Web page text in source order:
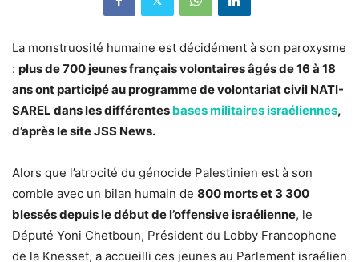
La monstruosité humaine est décidément à son paroxysme
: plus de 700 jeunes français volontaires âgés de 16 à 18
ans ont participé au programme de volontariat civil NATI-
SAREL dans les différentes bases militaires israéliennes,
d’après le site JSS News.
Alors que l’atrocité du génocide Palestinien est à son
comble avec un bilan humain de 800 morts et 3 300
blessés depuis le début de l’offensive israélienne, le
Député Yoni Chetboun, Président du Lobby Francophone
de la Knesset, a accueilli ces jeunes au Parlement israélien